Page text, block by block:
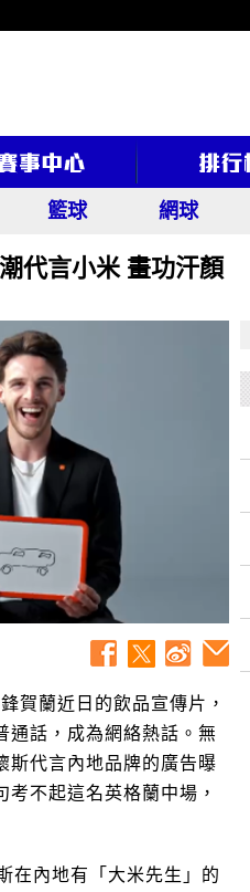
籃球 網球
代言小米 畫功汗顏
賀蘭近日的飲品宣傳片，
通話，成為網絡熱話。無
斯代言內地品牌的廣告曝
不起這名英格蘭中場，
在內地有「大米先生」的